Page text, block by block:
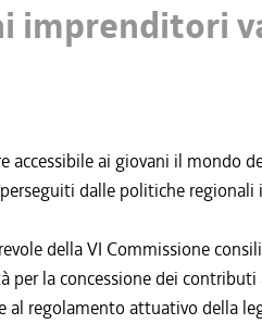
imprenditori
accessibile ai giovani il mondo
dalle politiche
della VI Commissione
per la concessione dei
al regolamento attuativo della